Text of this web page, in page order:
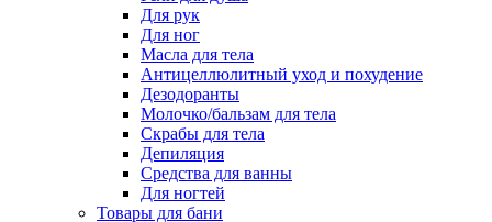
Для рук
Для ног
Масла для тела
Антицеллюлитный уход и похудение
Дезодоранты
Молочко/бальзам для тела
Скрабы для тела
Депиляция
Средства для ванны
Для ногтей
Товары для бани